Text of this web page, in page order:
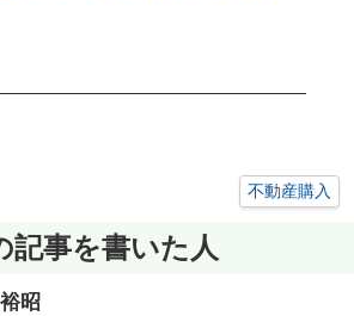
不動産購入
記事を書いた人
昭